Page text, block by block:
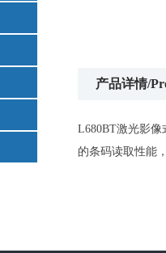
产品详情/
L680BT激光影像
的条码读取性能